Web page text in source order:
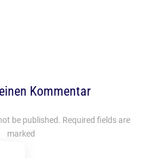
Kommentar
be published. Required fields are
marked